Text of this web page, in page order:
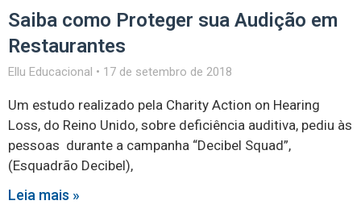
Saiba como Proteger sua Audição em
Restaurantes
Ellu Educacional 17 de setembro de 2018
Um estudo realizado pela Charity Action on Hearing
Loss, do Reino Unido, sobre deficiência auditiva, pediu às
pessoas durante a campanha “Decibel Squad”,
(Esquadrão Decibel),
Leia mais »